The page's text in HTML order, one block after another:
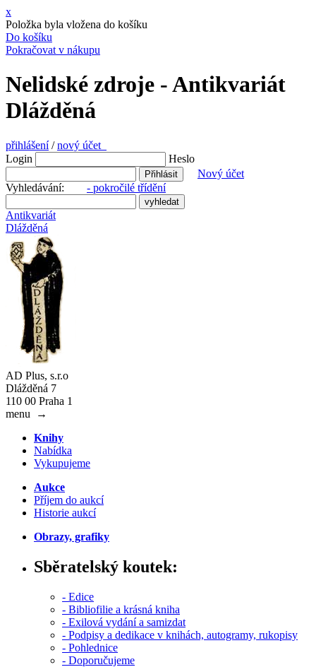
x
Položka byla vložena do košíku
Do košíku
Pokračovat v nákupu
Nelidské zdroje - Antikvariát
Dlážděná
přihlášení/nový účet
Login
Heslo
Nový účet
Vyhledávání: - pokročilé třídění
Antikvariát
Dlážděná
AD Plus, s.r.o
Dlážděná 7
110 00 Praha 1
menu
→
Knihy
Nabídka
Vykupujeme
Aukce
Příjem do aukcí
Historie aukcí
Obrazy, grafiky
Sběratelský koutek:
- Edice
- Bibliofilie a krásná kniha
- Exilová vydání a samizdat
- Podpisy a dedikace v knihách, autogramy, rukopisy
- Pohlednice
- Doporučujeme